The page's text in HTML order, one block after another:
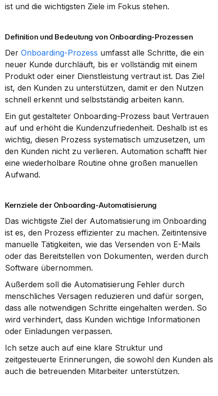
ist und die wichtigsten Ziele im Fokus stehen.
Definition und Bedeutung von Onboarding-Prozessen
Der Onboarding-Prozess umfasst alle Schritte, die ein
neuer Kunde durchläuft, bis er vollständig mit einem
Produkt oder einer Dienstleistung vertraut ist. Das Ziel
ist, den Kunden zu unterstützen, damit er den Nutzen
schnell erkennt und selbstständig arbeiten kann.
Ein gut gestalteter Onboarding-Prozess baut Vertrauen
auf und erhöht die Kundenzufriedenheit. Deshalb ist es
wichtig, diesen Prozess systematisch umzusetzen, um
den Kunden nicht zu verlieren. Automation schafft hier
eine wiederholbare Routine ohne großen manuellen
Aufwand.
Kernziele der Onboarding-Automatisierung
Das wichtigste Ziel der Automatisierung im Onboarding
ist es, den Prozess effizienter zu machen. Zeitintensive
manuelle Tätigkeiten, wie das Versenden von E-Mails
oder das Bereitstellen von Dokumenten, werden durch
Software übernommen.
Außerdem soll die Automatisierung Fehler durch
menschliches Versagen reduzieren und dafür sorgen,
dass alle notwendigen Schritte eingehalten werden. So
wird verhindert, dass Kunden wichtige Informationen
oder Einladungen verpassen.
Ich setze auch auf eine klare Struktur und
zeitgesteuerte Erinnerungen, die sowohl den Kunden als
auch die betreuenden Mitarbeiter unterstützen.